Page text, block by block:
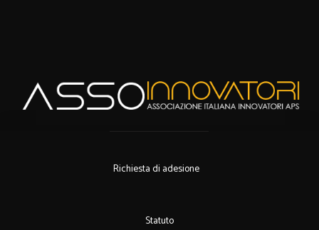
Richiesta di adesione
Statuto